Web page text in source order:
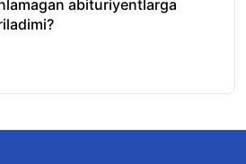
abituriyentlarga